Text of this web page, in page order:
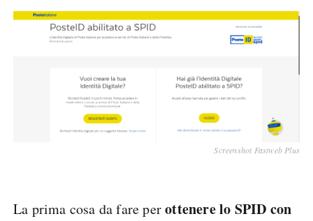
Screenshot Fastweb Plus
La prima cosa da fare perottenere lo SPID con